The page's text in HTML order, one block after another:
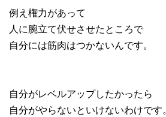
例え権力があって
人に腕立て伏せさせたところで
自分には筋肉はつかないんです。
自分がレベルアップしたかったら
自分がやらないといけないわけです。